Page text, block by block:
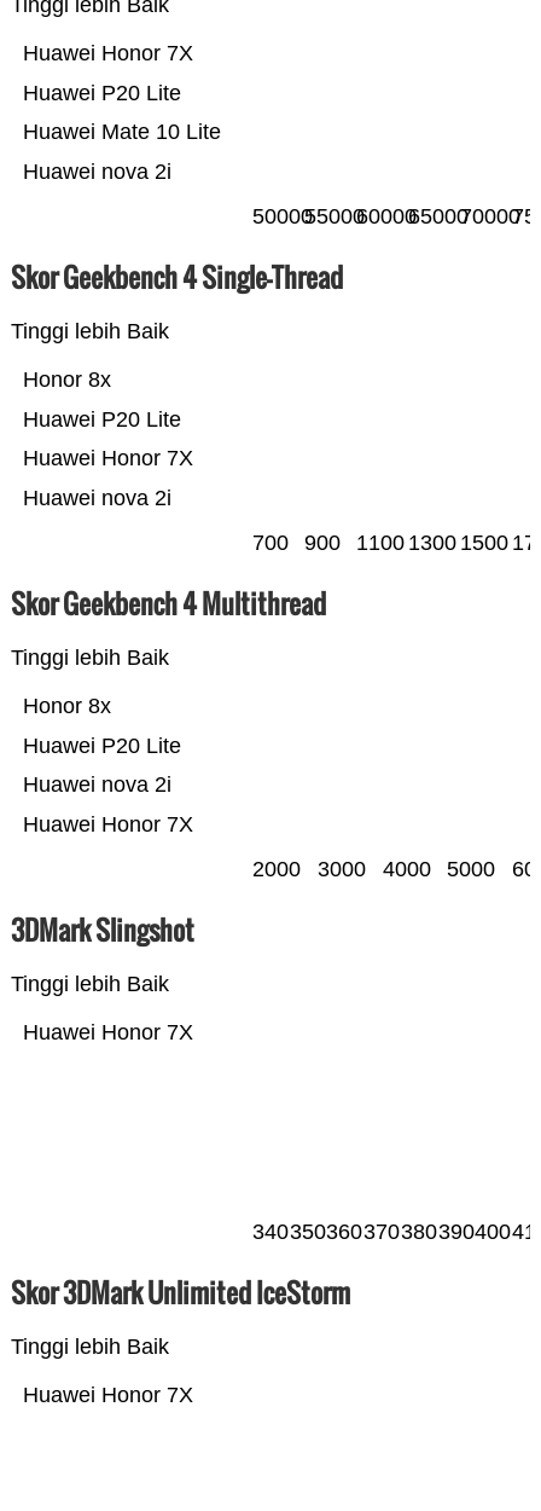
Tinggi lebih Baik
Huawei nova 2i
Huawei Mate 10 Lite
Huawei P20 Lite
Huawei Honor 7X
5000055000600006500070000
Skor Geekbench 4 Single-Thread
Tinggi lebih Baik
Huawei nova 2i
Huawei Honor 7X
Huawei P20 Lite
Honor 8x
700 900 1100 1300 1500
Skor Geekbench 4 Multithread
Tinggi lebih Baik
Huawei Honor 7X
Huawei nova 2i
Huawei P20 Lite
Honor 8x
2000 3000 4000 5000
3DMark Slingshot
Tinggi lebih Baik
Huawei Honor 7X
340350360370380390400
Skor 3DMark Unlimited IceStorm
Tinggi lebih Baik
Huawei Honor 7X